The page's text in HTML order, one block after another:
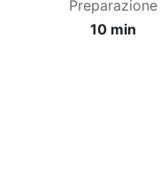
Preparazione
10 min